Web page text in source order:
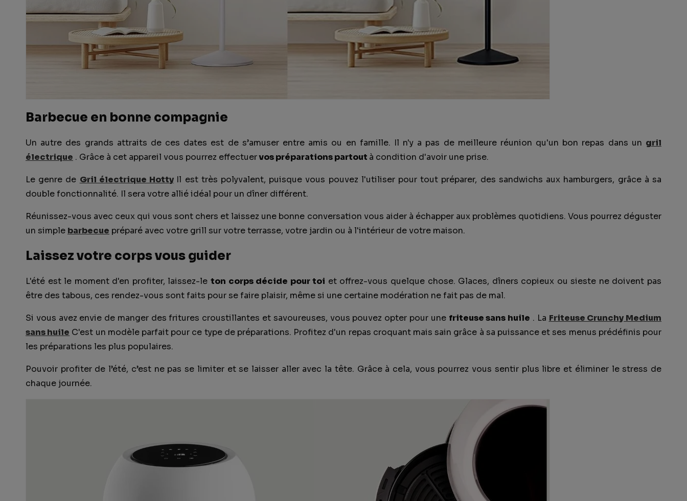
Barbecue en bonne compagnie
Un autre des grands attraits de ces dates est de s’amuser entre amis ou en famille. Il n'y a pas de meilleure réunion qu'un bon repas dans un gril
électrique . Grâce à cet appareil vous pourrez effectuervos préparations partout à condition d'avoir une prise.
Le genre de Gril électrique Hotty Il est très polyvalent, puisque vous pouvez l'utiliser pour tout préparer, des sandwichs aux hamburgers, grâce à sa
double fonctionnalité. Il sera votre allié idéal pour un dîner différent.
Réunissez-vous avec ceux qui vous sont chers et laissez une bonne conversation vous aider à échapper aux problèmes quotidiens. Vous pourrez déguster
un simple barbecue préparé avec votre grill sur votre terrasse, votre jardin ou à l'intérieur de votre maison.
Laissez votre corps vous guider
L'été est le moment d'en profiter, laissez-le ton corps décide pour toi et offrez-vous quelque chose. Glaces, dîners copieux ou sieste ne doivent pas
être des tabous, ces rendez-vous sont faits pour se faire plaisir, même si une certaine modération ne fait pas de mal.
Si vous avez envie de manger des fritures croustillantes et savoureuses, vous pouvez opter pour une friteuse sans huile . La Friteuse Crunchy Medium
sans huile C'est un modèle parfait pour ce type de préparations. Profitez d'un repas croquant mais sain grâce à sa puissance et ses menus prédéfinis pour
les préparations les plus populaires.
Pouvoir profiter de l’été, c’est ne pas se limiter et se laisser aller avec la tête. Grâce à cela, vous pourrez vous sentir plus libre et éliminer le stress de
chaque journée.